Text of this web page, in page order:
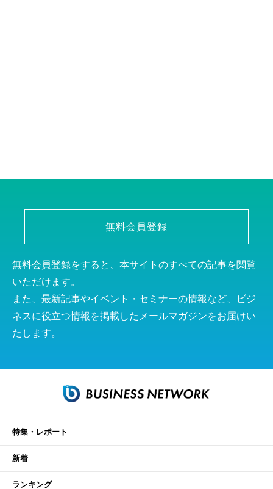
無料会員登録
無料会員登録をすると、本サイトのすべての記事を閲覧
いただけます。
また、最新記事やイベント・セミナーの情報など、ビジ
ネスに役立つ情報を掲載したメールマガジンをお届けい
たします。
特集・レポート
新着
ランキング